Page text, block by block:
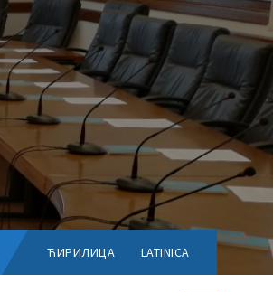
Choose
language:
ЋИРИЛИЦА LATINICA